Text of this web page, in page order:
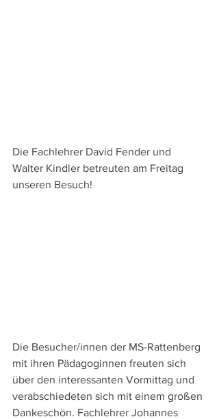
Die Fachlehrer David Fender und
Walter Kindler betreuten am Freitag
unseren Besuch!
Die Besucher/innen der MS-Rattenberg
mit ihren Pädagoginnen freuten sich
über den interessanten Vormittag und
verabschiedeten sich mit einem großen
Dankeschön. Fachlehrer Johannes